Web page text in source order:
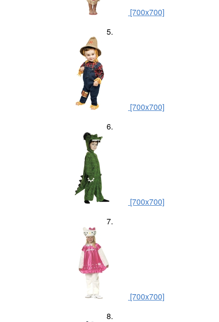
[700x700]
5.
[700x700]
6.
[700x700]
7.
[700x700]
8.